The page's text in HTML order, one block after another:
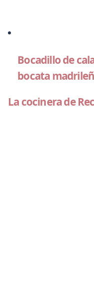
Bocadillo de
bocata
La cocinera de